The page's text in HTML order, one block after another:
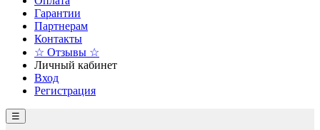
Гарантии
Партнерам
Контакты
☆ Отзывы ☆
Личный кабинет
Вход
Регистрация
☰